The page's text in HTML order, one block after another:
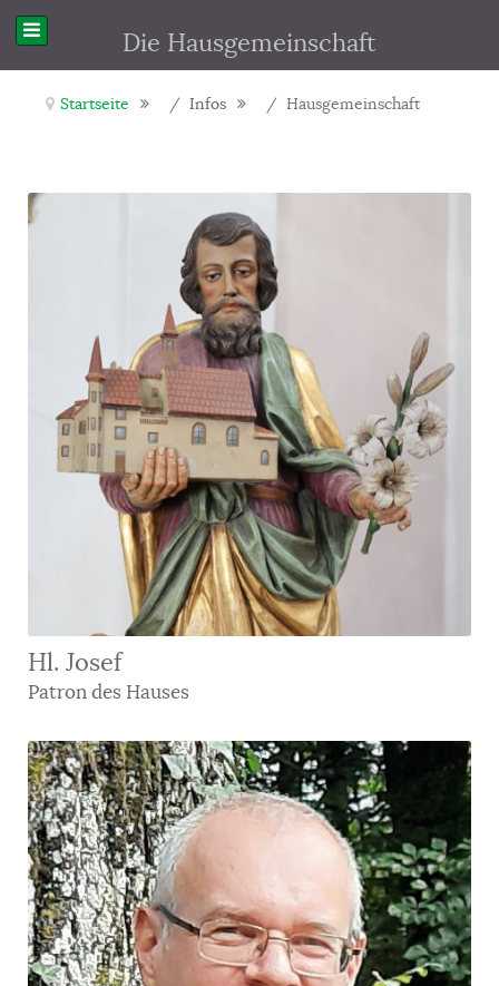
Die Hausgemeinschaft
Startseite Infos Hausgemeinschaft
Hl. Josef
Patron des Hauses